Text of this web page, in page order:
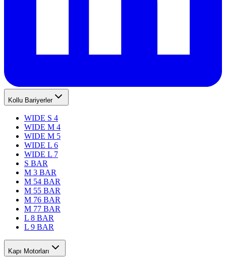
Kollu Bariyerler
WIDE S 4
WIDE M 4
WIDE M 5
WIDE L 6
WIDE L 7
S BAR
M 3 BAR
M 54 BAR
M 55 BAR
M 76 BAR
M 77 BAR
L 8 BAR
L 9 BAR
Kapı Motorları